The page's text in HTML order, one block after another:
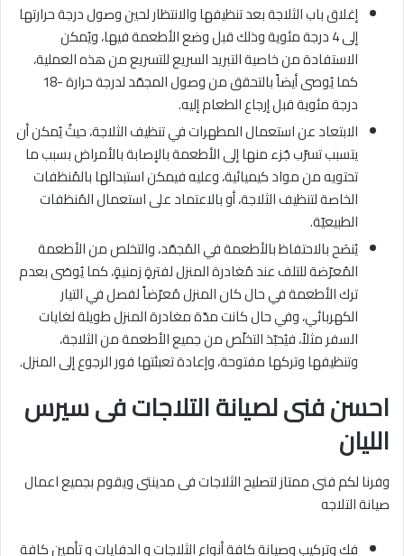
إغلاق باب الثلاجة بعد تنظيفها والانتظار لحين وصول درجة حرارتها
إلى 4 درجة مئوية وذلك قبل وضع الأطعمة فيها، ويُمكن
الاستفادة من خاصية التبريد السريع للتسريع من هذه العملية،
كما يُوصى أيضاً بالتحقق من وصول المجمّد لدرجة حرارة -18
درجة مئوية قبل إرجاع الطعام إليه.
الابتعاد عن استعمال المطهرات في تنظيف الثلاجة، حيثُ يُمكن أن
يتسبب تسرّب جُزء منها إلى الأطعمة بالإصابة بالأمراض بسبب ما
تحتويه من مواد كيميائية، وعليه فيمكن استبدالها بالمُنظفات
الخاصة لتنظيف الثلاجة، أو بالاعتماد على استعمال المُنظفات
الطبيعيّة.
يُنصَح بالاحتفاظ بالأطعمة في المُجمّد، والتخلص من الأطعمة
المُعرّضة للتلف عند مُغادرة المنزل لفترةٍ زمنيةٍ، كما يُوصَى بعدم
ترك الأطعمة في حال كان المنزل مُعرّضاً لفصل في التيار
الكهربائي، وفي حال كانت مدّة مغادرة المنزل طويلة لغايات
السفر مثلاً، فيُحبّذ التخلّص من جميع الأطعمة من الثلاجة،
وتنظيفها وتركها مفتوحة، وإعادة تعبئتها فور الرجوع إلى المنزل.
احسن فنى لصيانة التلاجات فى سيرس
الليان
وفرنا لكم فنى ممتاز لتصليح الثلاجات فى مدينتى ويقوم بجميع اعمال
صيانة التلاجه
فك وتركيب وصيانة كافة أنواع الثلاجات و الدفايات و تأمين كافة